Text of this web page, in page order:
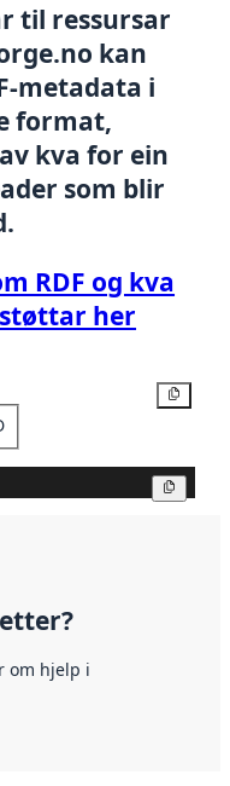
til ressursar
kan
metadata i
format,
kva for ein
som blir
RDF og kva
her
om hjelp i